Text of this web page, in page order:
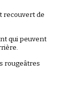
recouvert de
qui peuvent
.
rougeâtres